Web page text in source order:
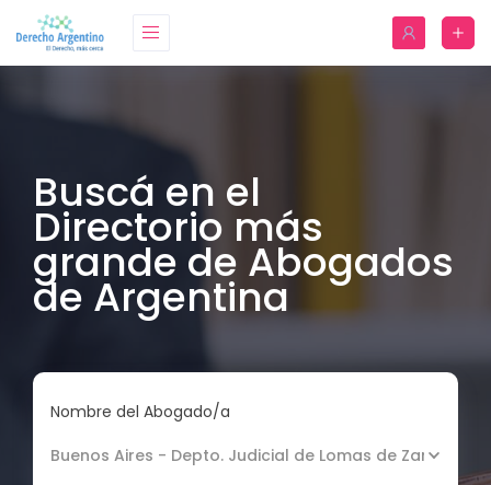
Buscá en el
Directorio más
grande de Abogados
de Argentina
Nombre del Abogado/a
Buenos Aires - Depto. Judicial de Lomas de Zamora